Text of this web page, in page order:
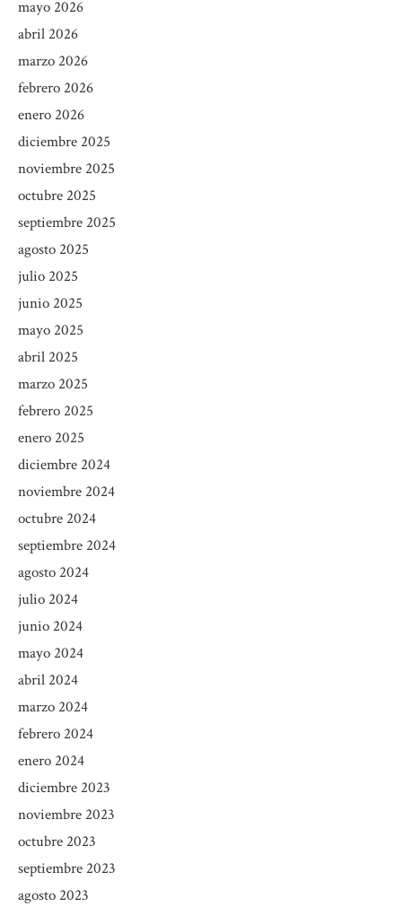
mayo 2026
abril 2026
marzo 2026
febrero 2026
enero 2026
diciembre 2025
noviembre 2025
octubre 2025
septiembre 2025
agosto 2025
julio 2025
junio 2025
mayo 2025
abril 2025
marzo 2025
febrero 2025
enero 2025
diciembre 2024
noviembre 2024
octubre 2024
septiembre 2024
agosto 2024
julio 2024
junio 2024
mayo 2024
abril 2024
marzo 2024
febrero 2024
enero 2024
diciembre 2023
noviembre 2023
octubre 2023
septiembre 2023
agosto 2023